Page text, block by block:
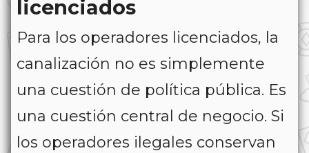
licenciados
Para los operadores licenciados, la
canalización no es simplemente
una cuestión de política pública. Es
una cuestión central de negocio. Si
los operadores ilegales conservan